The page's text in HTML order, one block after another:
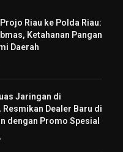
Riau ke Polda Riau:
Ketahanan Pangan
Daerah
Jaringan di
Resmikan Dealer Baru di
dengan Promo Spesial